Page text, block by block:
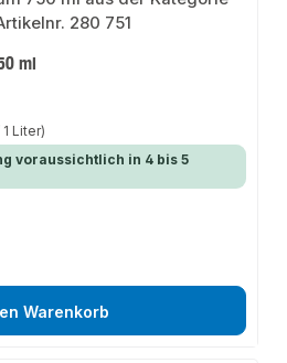
ml
1 Liter)
voraussichtlich in 4 bis 5
Warenkorb